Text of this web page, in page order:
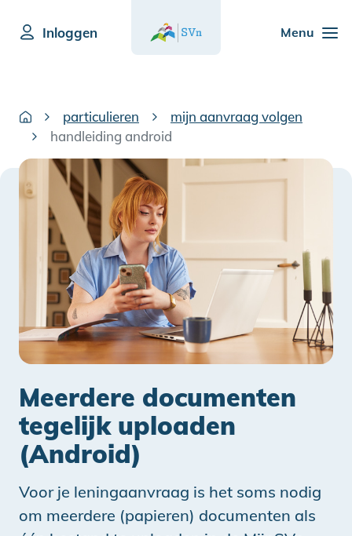
Menu
Inloggen
particulieren
mijn aanvraag volgen
handleiding android
Meerdere documenten
tegelijk uploaden
(Android)
Voor je leningaanvraag is het soms nodig
om meerdere (papieren) documenten als